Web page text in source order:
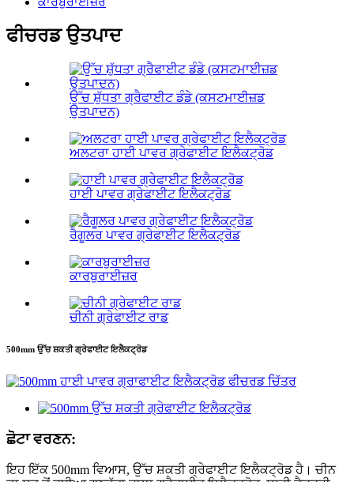
ਫੀਚਰਡ ਉਤਪਾਦ
ਉੱਚ ਸ਼ੁੱਧਤਾ ਗ੍ਰੈਫਾਈਟ ਡੰਡੇ (ਕਸਟਮਾਈਜ਼ਡ
ਉਤਪਾਦਨ)
ਅਲਟਰਾ ਹਾਈ ਪਾਵਰ ਗ੍ਰੇਫਾਈਟ ਇਲੈਕਟ੍ਰੋਡ
ਹਾਈ ਪਾਵਰ ਗ੍ਰੇਫਾਈਟ ਇਲੈਕਟ੍ਰੋਡ
ਰੈਗੂਲਰ ਪਾਵਰ ਗ੍ਰੇਫਾਈਟ ਇਲੈਕਟ੍ਰੋਡ
ਕਾਰਬੁਰਾਈਜ਼ਰ
ਚੀਨੀ ਗ੍ਰੇਫਾਈਟ ਰਾਡ
500mm ਉੱਚ ਸ਼ਕਤੀ ਗ੍ਰੇਫਾਈਟ ਇਲੈਕਟ੍ਰੋਡ
ਛੋਟਾ ਵਰਣਨ:
ਇਹ ਇੱਕ 500mm ਵਿਆਸ, ਉੱਚ ਸ਼ਕਤੀ ਗ੍ਰੇਫਾਈਟ ਇਲੈਕਟ੍ਰੋਡ ਹੈ। ਚੀਨ